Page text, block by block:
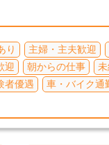
り 主婦・主夫歓迎
迎 朝からの仕事
者優遇 車・バイク通